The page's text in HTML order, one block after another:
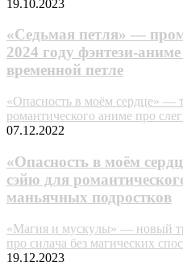
19.10.2023
«Ceдьмaя пeтля» —
2024 гoдy фэнтeзи-
вpeмeннoй пeтлe
«Опасность в моём сердце» —
романтического аниме про
07.12.2022
«Опасность в моём
сэйю для
маньячных подростков
«Maгия и мycкyлы» — новый
пpo cилaчa бeз мaгичecкиx
19.12.2023